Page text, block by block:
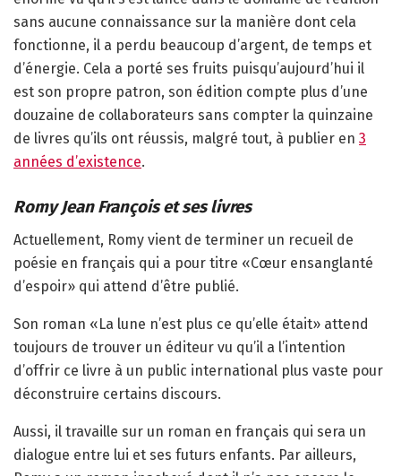
sans aucune connaissance sur la manière dont cela
fonctionne, il a perdu beaucoup d’argent, de temps et
d’énergie. Cela a porté ses fruits puisqu’aujourd’hui il
est son propre patron, son édition compte plus d’une
douzaine de collaborateurs sans compter la quinzaine
de livres qu’ils ont réussis, malgré tout, à publier en 3
années d’existence.
Romy Jean François et ses livres
Actuellement, Romy vient de terminer un recueil de
poésie en français qui a pour titre «Cœur ensanglanté
d’espoir» qui attend d’être publié.
Son roman «La lune n’est plus ce qu’elle était» attend
toujours de trouver un éditeur vu qu’il a l’intention
d’offrir ce livre à un public international plus vaste pour
déconstruire certains discours.
Aussi, il travaille sur un roman en français qui sera un
dialogue entre lui et ses futurs enfants. Par ailleurs,